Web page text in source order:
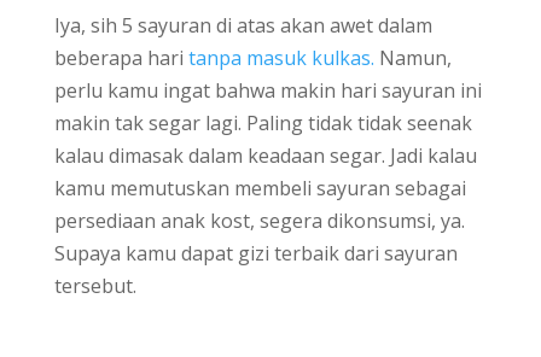
Iya, sih 5 sayuran di atas akan awet dalam
beberapa hari tanpa masuk kulkas. Namun,
perlu kamu ingat bahwa makin hari sayuran ini
makin tak segar lagi. Paling tidak tidak seenak
kalau dimasak dalam keadaan segar. Jadi kalau
kamu memutuskan membeli sayuran sebagai
persediaan anak kost, segera dikonsumsi, ya.
Supaya kamu dapat gizi terbaik dari sayuran
tersebut.